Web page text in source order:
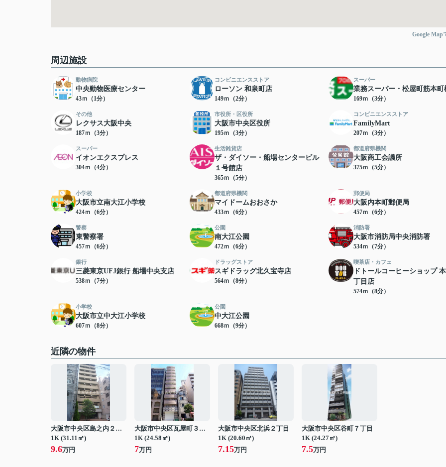
Google Map
周辺施設
動物病院
中央動物医療センター
43ｍ（1分）
コンビニエンスストア
ローソン 和泉町店
149ｍ（2分）
スーパー
業務スーパー・松屋町筋本町
169ｍ（3分）
その他
レクサス大阪中央
187ｍ（3分）
市役所・区役所
大阪市中央区役所
195ｍ（3分）
コンビニエンスストア
FamilyMart
207ｍ（3分）
スーパー
イオンエクスプレス
304ｍ（4分）
生活雑貨店
ザ・ダイソー・船場センタービル
１号館店
365ｍ（5分）
都道府県機関
大阪商工会議所
375ｍ（5分）
小学校
大阪市立南大江小学校
424ｍ（6分）
都道府県機関
マイドームおおさか
433ｍ（6分）
郵便局
大阪内本町郵便局
457ｍ（6分）
警察
東警察署
457ｍ（6分）
公園
南大江公園
472ｍ（6分）
消防署
大阪市消防局中央消防署
534ｍ（7分）
銀行
三菱東京UFJ銀行 船場中央支店
538ｍ（7分）
ドラッグストア
スギドラッグ北久宝寺店
564ｍ（8分）
喫茶店・カフェ
ドトールコーヒーショップ
丁目店
574ｍ（8分）
小学校
大阪市立中大江小学校
607ｍ（8分）
公園
中大江公園
668ｍ（9分）
近隣の物件
大阪市中央区島之内２丁目
1K (31.11㎡)
9.6万円
大阪市中央区瓦屋町３丁目
1K (24.58㎡)
7万円
大阪市中央区北浜２丁目
1K (20.60㎡)
7.15万円
大阪市中央区谷町７丁目
1K (24.27㎡)
7.5万円